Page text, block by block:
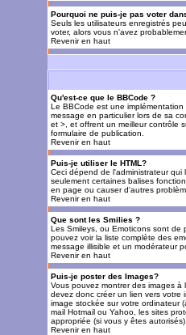
Pourquoi ne puis-je pas voter
Seuls les utilisateurs enregistrés
voter, alors vous n'avez
Revenir en haut
Qu'est-ce que le BBCode ?
Le BBCode est une
message en particulier lors de sa
et >, et offrent un meilleur contrôle
formulaire de publication.
Revenir en haut
Puis-je utiliser le HTML?
Ceci dépend de l'administrateur qui
seulement certaines balises
en page ou causer d'autres
Revenir en haut
Que sont les Smilies ?
Les Smileys, ou Emoticons sont de
pouvez voir la liste complète des
message illisible et un modérateur
Revenir en haut
Puis-je poster des Images?
Vous pouvez montrer des images
devez donc créer un lien vers votre
image stockée sur votre ordinateur
mail Hotmail ou Yahoo, les sites
appropriée (si vous y êtes autorisés).
Revenir en haut